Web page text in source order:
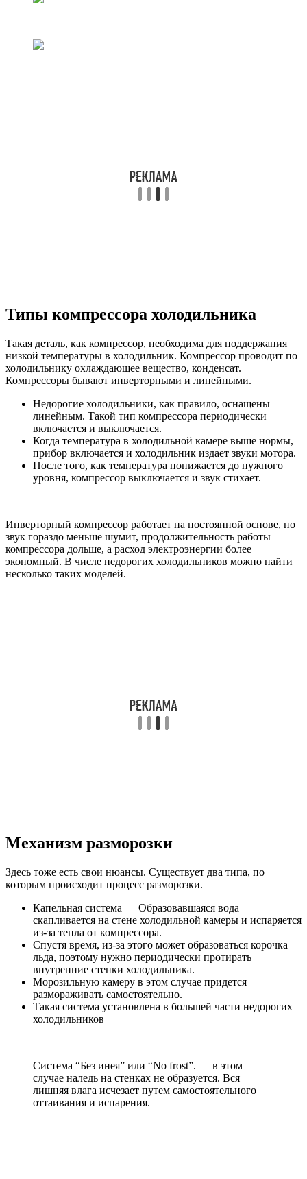
Типы компрессора холодильника
Такая деталь, как компрессор, необходима для поддержания
низкой температуры в холодильник. Компрессор проводит по
холодильнику охлаждающее вещество, конденсат.
Компрессоры бывают инверторными и линейными.
Недорогие холодильники, как правило, оснащены
линейным. Такой тип компрессора периодически
включается и выключается.
Когда температура в холодильной камере выше нормы,
прибор включается и холодильник издает звуки мотора.
После того, как температура понижается до нужного
уровня, компрессор выключается и звук стихает.
Инверторный компрессор работает на постоянной основе, но
звук гораздо меньше шумит, продолжительность работы
компрессора дольше, а расход электроэнергии более
экономный. В числе недорогих холодильников можно найти
несколько таких моделей.
Механизм разморозки
Здесь тоже есть свои нюансы. Существует два типа, по
которым происходит процесс разморозки.
Капельная система — Образовавшаяся вода
скапливается на стене холодильной камеры и испаряется
из-за тепла от компрессора.
Спустя время, из-за этого может образоваться корочка
льда, поэтому нужно периодически протирать
внутренние стенки холодильника.
Морозильную камеру в этом случае придется
размораживать самостоятельно.
Такая система установлена в большей части недорогих
холодильников
Система “Без инея” или “No frost”. — в этом
случае наледь на стенках не образуется. Вся
лишняя влага исчезает путем самостоятельного
оттаивания и испарения.